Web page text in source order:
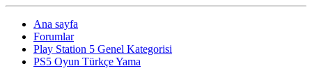
Ana sayfa
Forumlar
Play Station 5 Genel Kategorisi
PS5 Oyun Türkçe Yama